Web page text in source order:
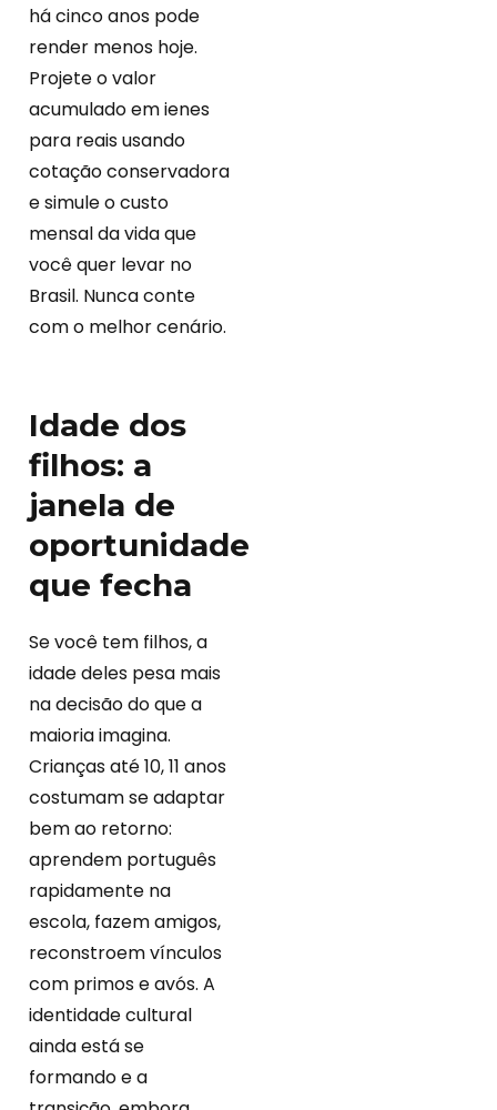
há cinco anos pode
render menos hoje.
Projete o valor
acumulado em ienes
para reais usando
cotação conservadora
e simule o custo
mensal da vida que
você quer levar no
Brasil. Nunca conte
com o melhor cenário.
Idade dos
filhos: a
janela de
oportunidade
que fecha
Se você tem filhos, a
idade deles pesa mais
na decisão do que a
maioria imagina.
Crianças até 10, 11 anos
costumam se adaptar
bem ao retorno:
aprendem português
rapidamente na
escola, fazem amigos,
reconstroem vínculos
com primos e avós. A
identidade cultural
ainda está se
formando e a